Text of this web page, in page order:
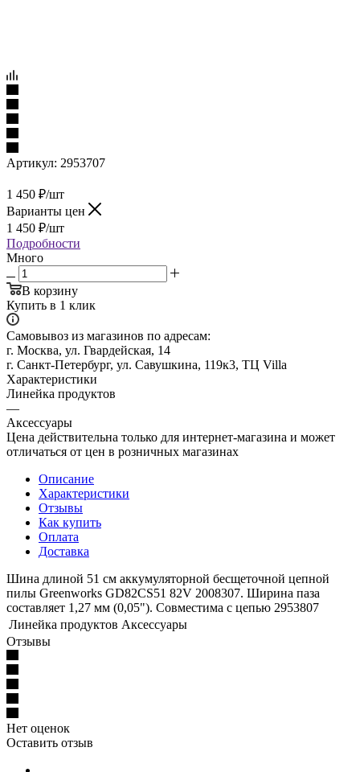
Артикул: 2953707
1 450 ₽/шт
Варианты цен
1 450 ₽/шт
Подробности
Много
В корзину
Купить в 1 клик
Самовывоз из магазинов по адресам:
г. Москва, ул. Гвардейская, 14
г. Санкт-Петербург, ул. Савушкина, 119к3, ТЦ Villa
Характеристики
Линейка продуктов
—
Аксессуары
Цена действительна только для интернет-магазина и может
отличаться от цен в розничных магазинах
Описание
Характеристики
Отзывы
Как купить
Оплата
Доставка
Шина длиной 51 см аккумуляторной бесщеточной цепной
пилы Greenworks GD82CS51 82V 2008307. Ширина паза
составляет 1,27 мм (0,05"). Совместима с цепью 2953807
Линейка продуктов Аксессуары
Отзывы
Нет оценок
Оставить отзыв